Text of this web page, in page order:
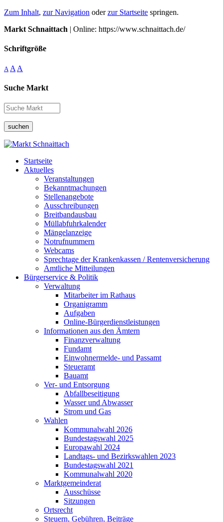
Zum Inhalt, zur Navigation oderzur Startseite springen.
Markt Schnaittach | Online: https://www.schnaittach.de/
Schriftgröße
A A A
Suche Markt
suchen
Startseite
Aktuelles
Veranstaltungen
Bekanntmachungen
Stellenangebote
Ausschreibungen
Breitbandausbau
Müllabfuhrkalender
Mängelanzeige
Notrufnummern
Webcams
Sprechtage der Krankenkassen / Rentenversicherung
Amtliche Mitteilungen
Bürgerservice & Politik
Verwaltung
Mitarbeiter im Rathaus
Organigramm
Aufgaben
Online-Bürgerdienstleistungen
Informationen aus den Ämtern
Finanzverwaltung
Fundamt
Einwohnermelde- und Passamt
Steueramt
Bauamt
Ver- und Entsorgung
Abfallbeseitigung
Wasser und Abwasser
Strom und Gas
Wahlen
Kommunalwahl 2026
Bundestagswahl 2025
Europawahl 2024
Landtags- und Bezirkswahlen 2023
Bundestagswahl 2021
Kommunalwahl 2020
Marktgemeinderat
Ausschüsse
Sitzungen
Ortsrecht
Steuern, Gebühren, Beiträge